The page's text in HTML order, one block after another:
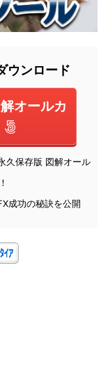
ウンロード
オールカ
久保存版 図解オール
成功の秘訣を公開